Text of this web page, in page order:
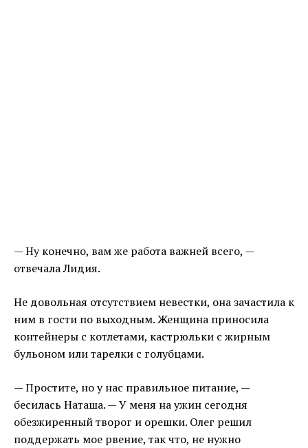
— Ну конечно, вам же работа важней всего, —
отвечала Лидия.
Не довольная отсутствием невестки, она зачастила к
ним в гости по выходным. Женщина приносила
контейнеры с котлетами, кастрюльки с жирным
бульоном или тарелки с голубцами.
— Простите, но у нас правильное питание, —
бесилась Наташа. — У меня на ужин сегодня
обезжиренный творог и орешки. Олег решил
поддержать мое рвение, так что, не нужно